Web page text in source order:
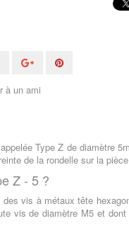
à un ami
Type Z de diamètre
de la rondelle sur la pièce.
Z - 5 ?
vis à métaux tête
vis de diamètre M5 et